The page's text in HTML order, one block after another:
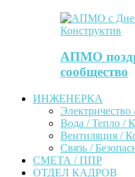
Конструктив
АПМО
сообщество
ИНЖЕНЕРКА
Электричество
Вода / Тепло /
Вентиляция /
Связь /
СМЕТА / ППР
ОТДЕЛ КАДРОВ